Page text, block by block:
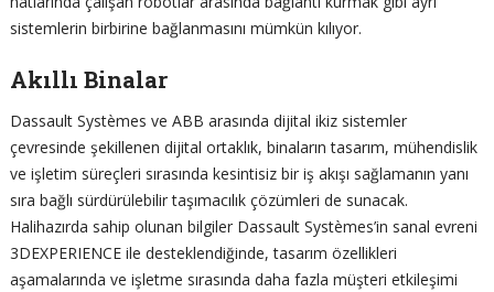
sistemlerin birbirine bağlanmasını mümkün kılıyor.
Akıllı Binalar
Dassault Systèmes ve ABB arasında dijital ikiz sistemler
çevresinde şekillenen dijital ortaklık, binaların tasarım, mühendislik
ve işletim süreçleri sırasında kesintisiz bir iş akışı sağlamanın yanı
sıra bağlı sürdürülebilir taşımacılık çözümleri de sunacak.
Halihazırda sahip olunan bilgiler Dassault Systèmes’in sanal evreni
3DEXPERIENCE ile desteklendiğinde, tasarım özellikleri
aşamalarında ve işletme sırasında daha fazla müşteri etkileşimi